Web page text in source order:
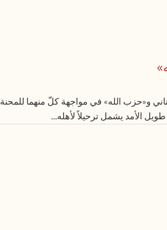
و«حزب الله» في مواجهة كلّ منهما للمحنة
الأمد يشمل ترحيلاً لأهله...